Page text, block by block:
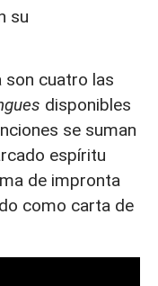
su
son cuatro las
disponibles
se suman
espíritu
de impronta
como carta de